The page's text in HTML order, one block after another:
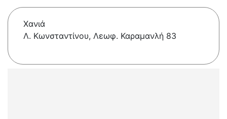
Χανιά
Λ. Κωνσταντίνου, Λεωφ. Καραμανλή 83